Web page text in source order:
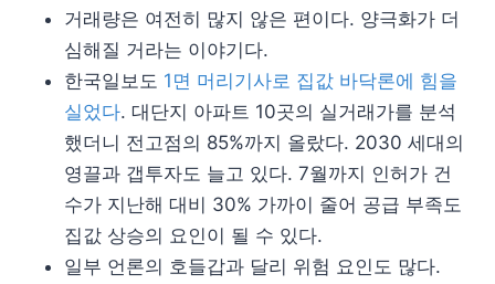
거래량은 여전히 많지 않은 편이다. 양극화가 더
심해질 거라는 이야기다.
한국일보도 1면 머리기사로 집값 바닥론에 힘을
실었다. 대단지 아파트 10곳의 실거래가를 분석
했더니 전고점의 85%까지 올랐다. 2030 세대의
영끌과 갭투자도 늘고 있다. 7월까지 인허가 건
수가 지난해 대비 30% 가까이 줄어 공급 부족도
집값 상승의 요인이 될 수 있다.
일부 언론의 호들갑과 달리 위험 요인도 많다.